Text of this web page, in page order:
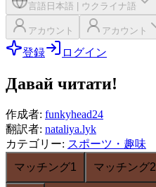
言語 日本語 ウクライナ語
アカウント アカウント
登録 ログイン
Давай читати!
作成者: funkyhead24
翻訳者: nataliya.lyk
カテゴリー: スポーツ・趣味
マッチング1
マッチング2